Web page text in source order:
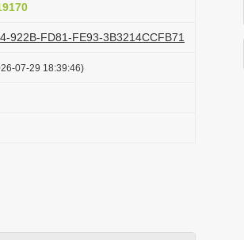
922B-FD81-FE93-3B3214CCFB71
07-29 18:39:46)